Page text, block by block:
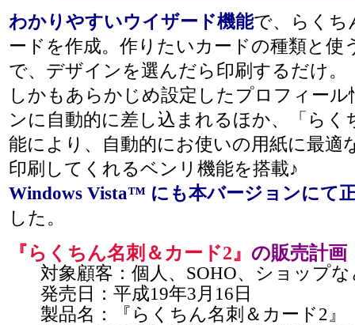
わかりやすいウイザード機能で、らくち
ードを作成。作りたいカードの種類と使
で、デザインを選んだら印刷するだけ。
しかもあらかじめ設定したプロフィー
ンに自動的に差し込まれるほか、「らく
能により、自動的にお使いの用紙に最適
印刷してくれるベンリ機能を搭載♪
Windows Vista™ にも本バージョンにて
した。
『らくちん名刺＆カード2』 の販売計画
対象顧客：個人、SOHO、ショップな
発売日：平成19年3月16日
製品名：『らくちん名刺＆カード2』